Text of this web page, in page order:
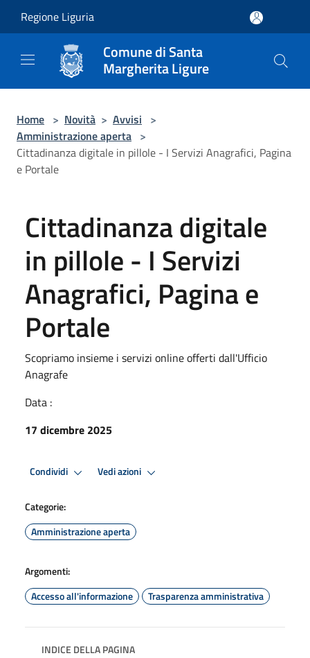
Regione Liguria
Comune di Santa
Margherita Ligure
Home > Novità > Avvisi >
Amministrazione aperta >
Cittadinanza digitale in pillole - I Servizi Anagrafici, Pagina
e Portale
Cittadinanza digitale
in pillole - I Servizi
Anagrafici, Pagina e
Portale
Scopriamo insieme i servizi online offerti dall'Ufficio
Anagrafe
Data :
17 dicembre 2025
Condividi Vedi azioni
Categorie:
Amministrazione aperta
Argomenti:
Accesso all'informazione
Trasparenza amministrativa
INDICE DELLA PAGINA